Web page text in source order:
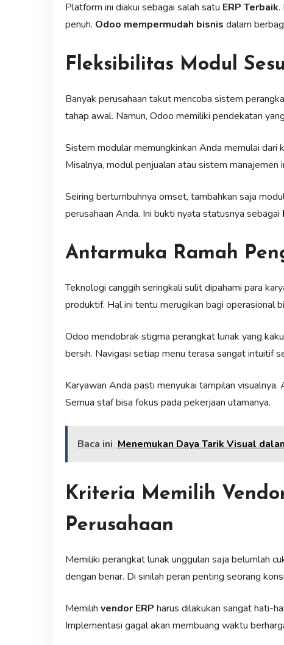
Platform ini diakui sebagai salah satu ERP Terbaik.
penuh. Odoo mempermudah bisnis dalam
Fleksibilitas Modul
Banyak perusahaan takut mencoba sistem
tahap awal. Namun, Odoo memiliki pendekatan
Sistem modular memungkinkan Anda memulai dari
Misalnya, modul penjualan atau sistem manajemen
Seiring bertumbuhnya omset, tambahkan saja
perusahaan Anda. Ini bukti nyata statusnya sebagai
Antarmuka Ramah
Teknologi canggih seringkali sulit dipahami para
produktif. Hal ini tentu merugikan bagi operasional
Odoo mendobrak stigma perangkat lunak yang
bersih. Navigasi setiap menu terasa sangat intuitif
Karyawan Anda pasti menyukai tampilan
Semua staf bisa fokus pada pekerjaan utamanya.
Baca ini Menemukan Daya Tarik Visual
Kriteria Memilih
Perusahaan
Memiliki perangkat lunak unggulan saja belumlah
dengan benar. Di sinilah peran penting seorang
Memilih vendor ERP harus dilakukan sangat hati-
Implementasi gagal akan membuang waktu